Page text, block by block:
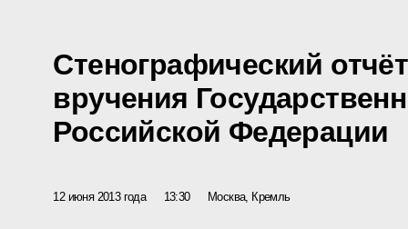
Стенографический
вручения
Российской Федерации
12 июня 2013 года 13:30 Москва, Кремль